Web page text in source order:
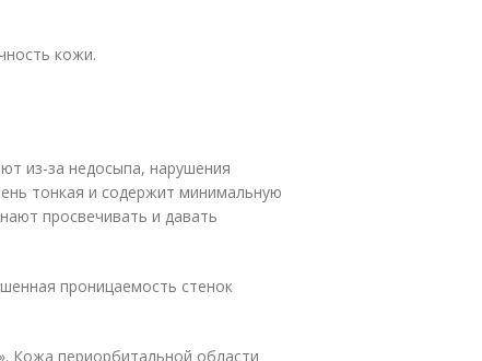
кожи.
из-за недосыпа, нарушения
тонкая и содержит минимальную
просвечивать и давать
проницаемость стенок
Кожа периорбитальной области